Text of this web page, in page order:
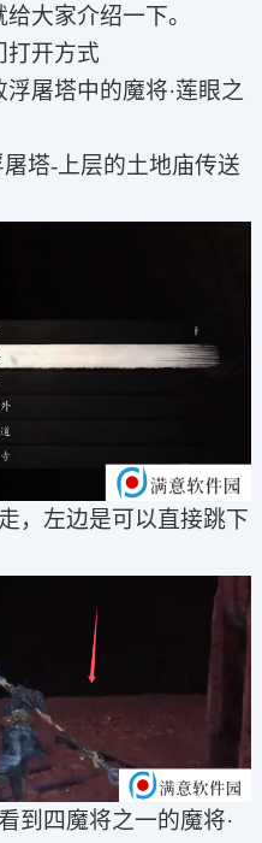
大家介绍一下。
打开方式
屠塔中的魔将·莲眼之
塔-上层的土地庙传送
，左边是可以直接跳下
到四魔将之一的魔将·